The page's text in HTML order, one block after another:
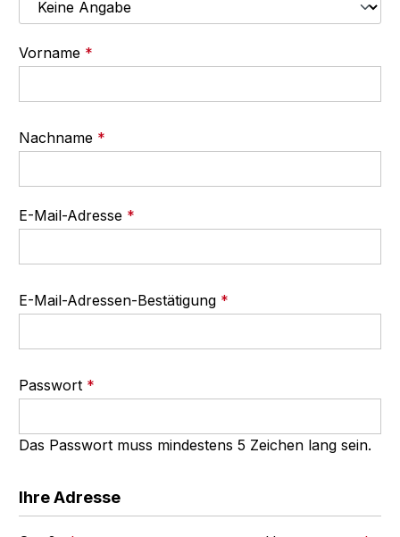
Vorname *
Nachname *
E-Mail-Adresse *
E-Mail-Adressen-Bestätigung *
Passwort *
Das Passwort muss mindestens 5 Zeichen lang sein.
Ihre Adresse